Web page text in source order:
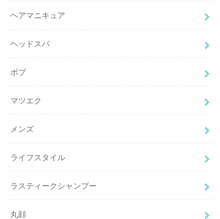
ヘアマニキュア
ヘッドスパ
ボブ
マツエク
メンズ
ライフスタイル
ラスティークシャンプー
丸顔